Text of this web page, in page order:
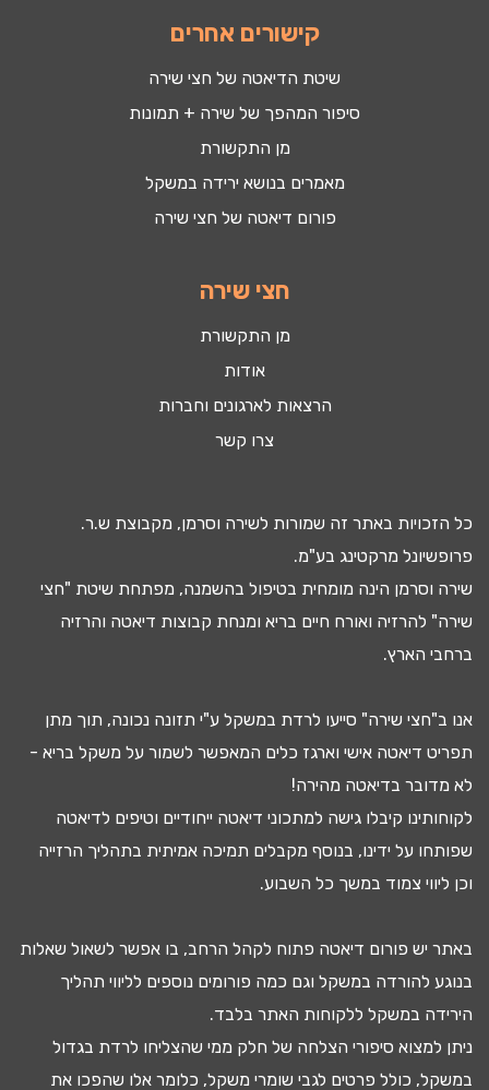
קישורים אחרים
שיטת הדיאטה של חצי שירה
סיפור המהפך של שירה + תמונות
מן התקשורת
מאמרים בנושא ירידה במשקל
פורום דיאטה של חצי שירה
חצי שירה
מן התקשורת
אודות
הרצאות לארגונים וחברות
צרו קשר
כל הזכויות באתר זה שמורות לשירה וסרמן, מקבוצת ש.ר.
פרופשיונל מרקטינג בע"מ.
שירה וסרמן הינה מומחית בטיפול בהשמנה, מפתחת שיטת "חצי
שירה" להרזיה ואורח חיים בריא ומנחת קבוצות דיאטה והרזיה
ברחבי הארץ.
אנו ב"חצי שירה" סייעו לרדת במשקל ע"י תזונה נכונה, תוך מתן
תפריט דיאטה אישי וארגז כלים המאפשר לשמור על משקל בריא -
לא מדובר בדיאטה מהירה!
לקוחותינו קיבלו גישה למתכוני דיאטה ייחודיים וטיפים לדיאטה
שפותחו על ידינו, בנוסף מקבלים תמיכה אמיתית בתהליך הרזייה
וכן ליווי צמוד במשך כל השבוע.
באתר יש פורום דיאטה פתוח לקהל הרחב, בו אפשר לשאול שאלות
בנוגע להורדה במשקל וגם כמה פורומים נוספים לליווי תהליך
הירידה במשקל ללקוחות האתר בלבד.
ניתן למצוא סיפורי הצלחה של חלק ממי שהצליחו לרדת בגדול
במשקל, כולל פרטים לגבי שומרי משקל, כלומר אלו שהפכו את